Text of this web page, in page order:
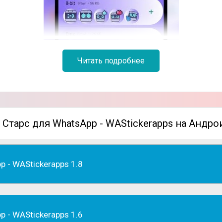
Читать подробнее
для WhatsApp - WAStickerapps на
- WAStickerapps 1.8
- WAStickerapps 1.6